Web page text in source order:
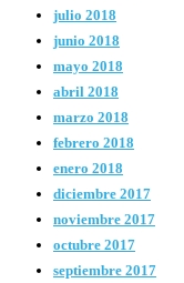
julio 2018
junio 2018
mayo 2018
abril 2018
marzo 2018
febrero 2018
enero 2018
diciembre 2017
noviembre 2017
octubre 2017
septiembre 2017